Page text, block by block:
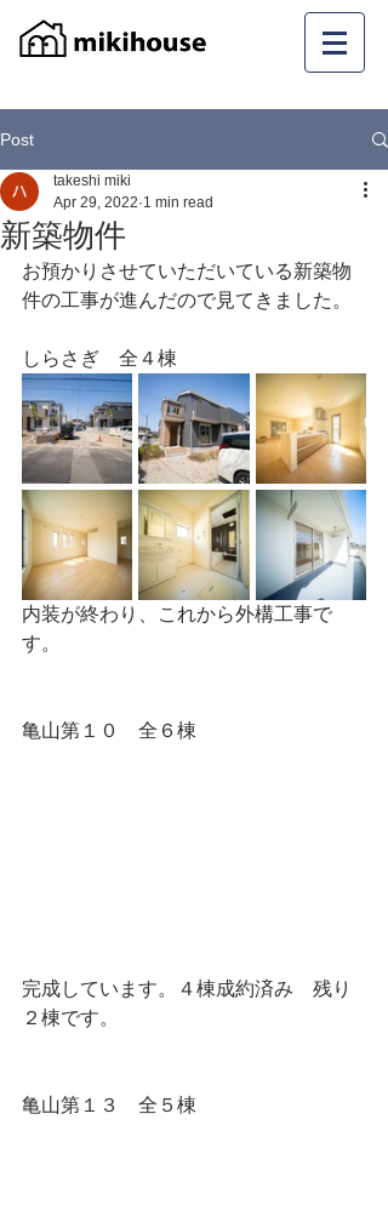
Post
新築物件
takeshi miki
Apr 29, 2022 1 min read
お預かりさせていただいている新築物
件の工事が進んだので見てきました。
しらさぎ　全４棟
内装が終わり、これから外構工事で
す。
亀山第１０　全６棟
完成しています。４棟成約済み　残り
２棟です。
亀山第１３　全５棟